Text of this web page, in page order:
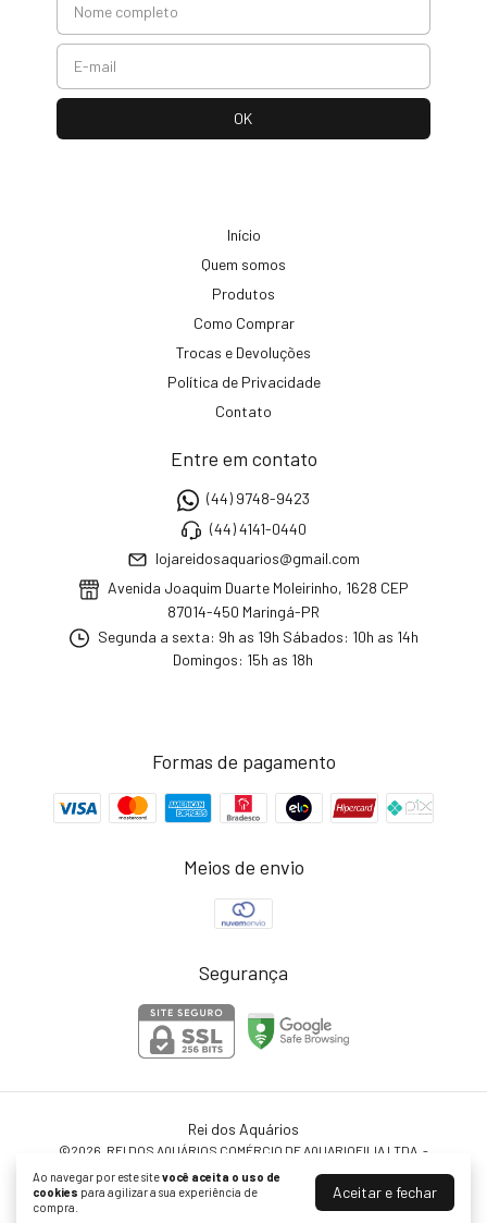
Ao navegar por este sitevocê aceita o uso de
cookies para agilizar a sua experiência de
compra.
Aceitar e fechar
Início
Quem somos
Produtos
Como Comprar
Trocas e Devoluções
Política de Privacidade
Contato
Entre em contato
(44) 9748-9423
(44) 4141-0440
lojareidosaquarios@gmail.com
Avenida Joaquim Duarte Moleirinho, 1628 CEP
87014-450 Maringá-PR
Segunda a sexta: 9h as 19h Sábados: 10h as 14h
Domingos: 15h as 18h
Formas de pagamento
Meios de envio
Segurança
Rei dos Aquários
©2026. REI DOS AQUÁRIOS COMÉRCIO DE AQUARIOFILIA LTDA. -